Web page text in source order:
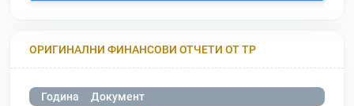
ОРИГИНАЛНИ ФИНАНСОВИ ОТЧЕТИ ОТ ТР
Година Документ